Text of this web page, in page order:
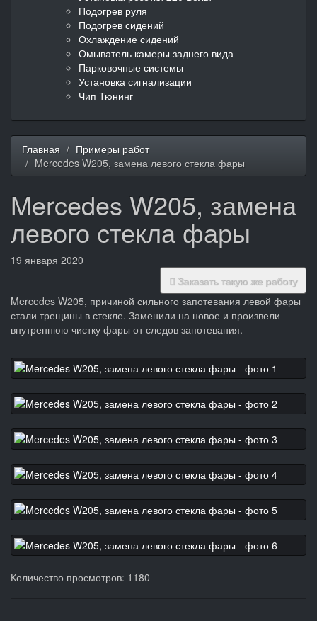
Подогрев руля
Подогрев сидений
Охлаждение сидений
Омыватель камеры заднего вида
Парковочные системы
Установка сигнализации
Чип Тюнинг
Главная
Примеры работ
Mercedes W205, замена левого стекла фары
Mercedes W205, замена
левого стекла фары
19 января 2020
Заказать такую же работу
Mercedes W205, причиной сильного запотевания левой фары
стали трещины в стекле. Заменили на новое и произвели
внутреннюю чистку фары от следов запотевания.
Количество просмотров: 1180